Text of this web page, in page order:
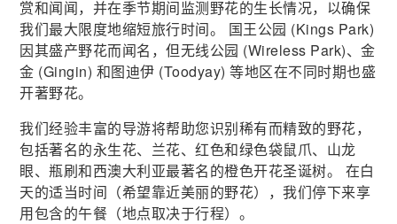
赏和闻闻，并在季节期间监测野花的生长情况，以确保
我们最大限度地缩短旅行时间。 国王公园 (Kings Park)
因其盛产野花而闻名，但无线公园 (Wireless Park)、金
金 (Gingin) 和图迪伊 (Toodyay) 等地区在不同时期也盛
开著野花。
我们经验丰富的导游将帮助您识别稀有而精致的野花，
包括著名的永生花、兰花、红色和绿色袋鼠爪、山龙
眼、瓶刷和西澳大利亚最著名的橙色开花圣诞树。 在白
天的适当时间（希望靠近美丽的野花），我们停下来享
用包含的午餐（地点取决于行程）。